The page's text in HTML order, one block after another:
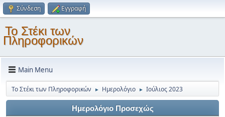
Σύνδεση Εγγραφή
Το Στέκι των
Πληροφορικών
Main Menu
Το Στέκι των Πληροφορικών ► Ημερολόγιο ► Ιούλιος 2023
Ημερολόγιο Προσεχώς